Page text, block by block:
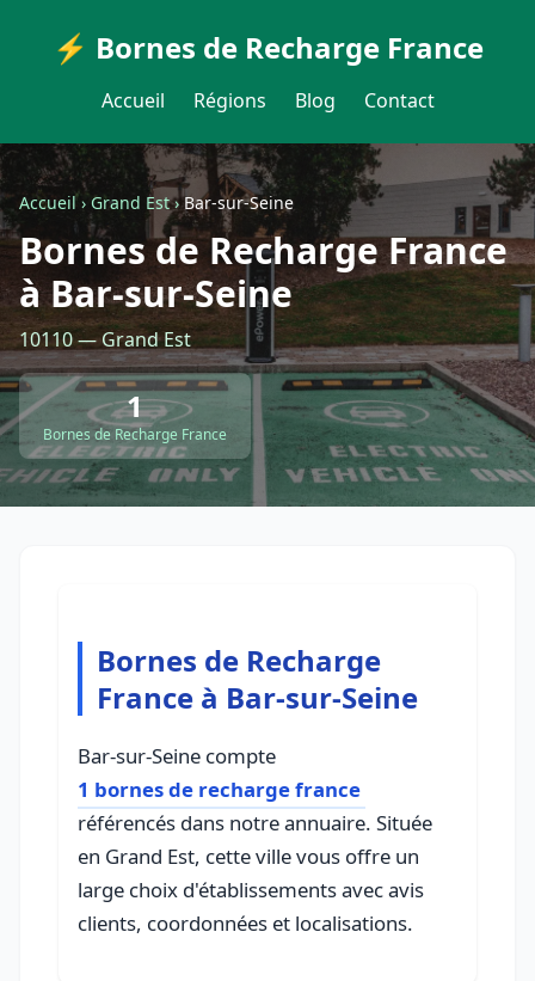
⚡ Bornes de Recharge France
Accueil Régions Blog Contact
Accueil›Grand Est›Bar-sur-Seine
Bornes de Recharge France
à Bar-sur-Seine
10110 — Grand Est
1
Bornes de Recharge France
Bornes de Recharge
France à Bar-sur-Seine
Bar-sur-Seine compte
1 bornes de recharge france
référencés dans notre annuaire. Située
en Grand Est, cette ville vous offre un
large choix d'établissements avec avis
clients, coordonnées et localisations.